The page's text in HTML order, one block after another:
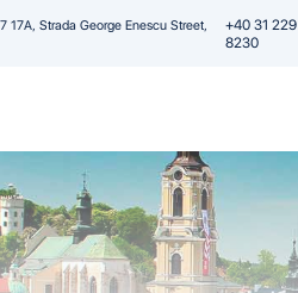
17A, Strada George Enescu Street,
+40 31 229
8230